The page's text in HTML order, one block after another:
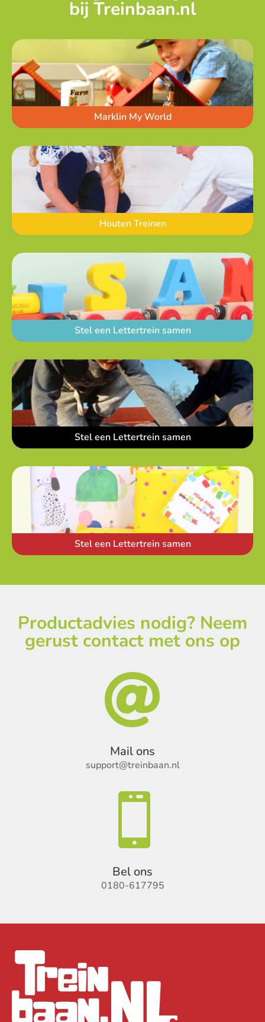
bij Treinbaan.nl
Marklin My World
Houten Treinen
Stel een Lettertrein samen
Stel een Lettertrein samen
Stel een Lettertrein samen
Productadvies nodig? Neem
gerust contact met ons op

Mail ons
support@treinbaan.nl

Bel ons
0180-617795